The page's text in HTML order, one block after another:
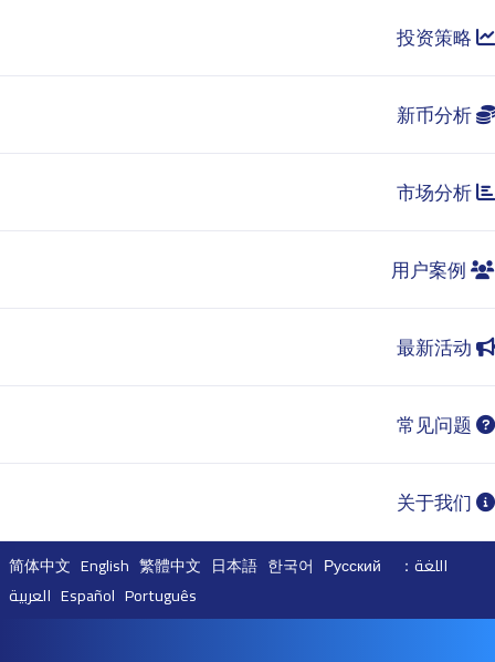
投资策略
新币分析
市场分析
用户案例
最新活动
常见问题
关于我们
اللغة： 简体中文 English 繁體中文 日本語 한국어 Русский
Español Português العربية